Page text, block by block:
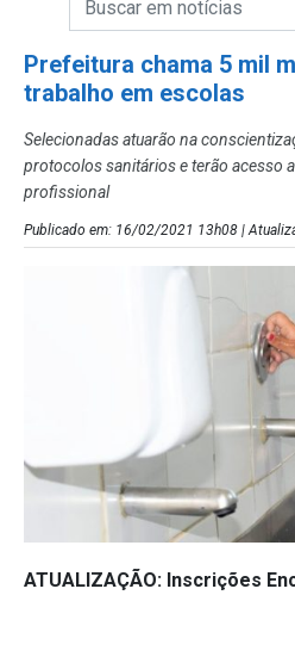
Prefeitura chama 5 mil
trabalho em escolas
Selecionadas atuarão na
protocolos sanitários e terão acesso
profissional
Publicado em: 16/02/2021 13h08 |
ATUALIZAÇÃO: Inscrições